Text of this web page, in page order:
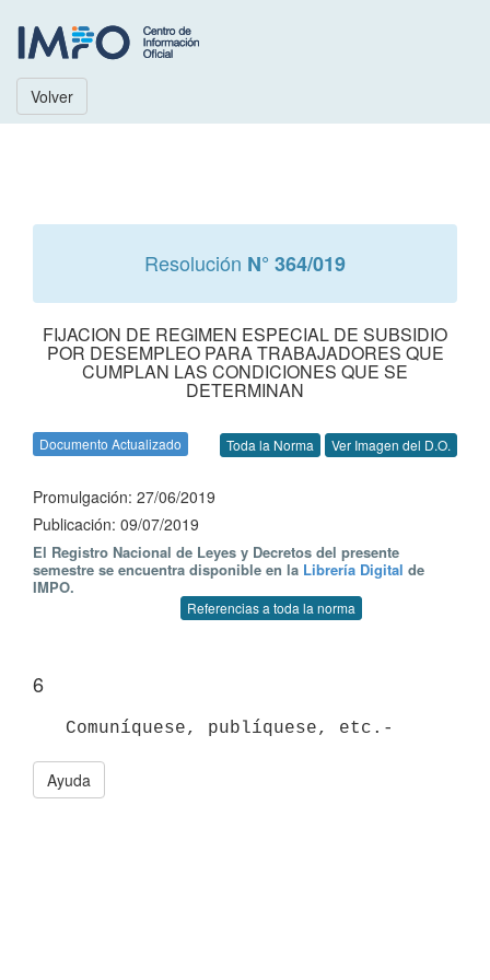
Volver
Resolución N° 364/019
FIJACION DE REGIMEN ESPECIAL DE SUBSIDIO
POR DESEMPLEO PARA TRABAJADORES QUE
CUMPLAN LAS CONDICIONES QUE SE
DETERMINAN
Documento Actualizado Toda la Norma Ver Imagen del D.O.
Promulgación: 27/06/2019
Publicación: 09/07/2019
El Registro Nacional de Leyes y Decretos del presente
semestre se encuentra disponible en la Librería Digital de
IMPO.
Referencias a toda la norma
6
Ayuda